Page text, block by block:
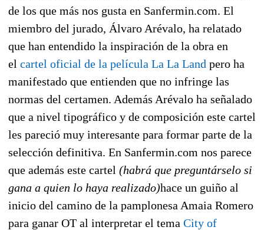
de los que más nos gusta en Sanfermin.com. El
miembro del jurado, Álvaro Arévalo, ha relatado
que han entendido la inspiración de la obra en
el cartel oficial de la película La La Land pero ha
manifestado que entienden que no infringe las
normas del certamen. Además Arévalo ha señalado
que a nivel tipográfico y de composición este cartel
les pareció muy interesante para formar parte de la
selección definitiva. En Sanfermin.com nos parece
que además este cartel (habrá que preguntárselo si
gana a quien lo haya realizado)hace un guiño al
inicio del camino de la pamplonesa Amaia Romero
para ganar OT al interpretar el tema City of